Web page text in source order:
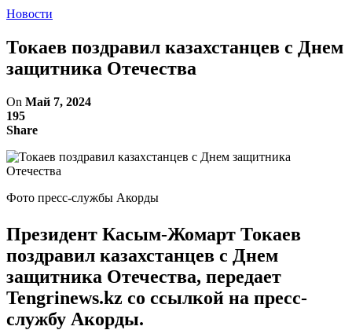
Новости
Токаев поздравил казахстанцев с Днем
защитника Отечества
On Май 7, 2024
195
Share
Фото пресс-службы Акорды
Президент Касым-Жомарт Токаев
поздравил казахстанцев с Днем
защитника Отечества, передает
Tengrinews.kz со ссылкой на пресс-
службу Акорды.